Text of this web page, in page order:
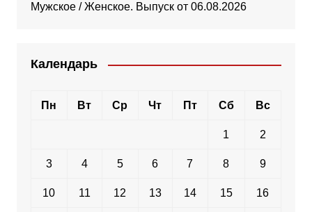
Мужское / Женское. Выпуск от 06.08.2026
Календарь
Пн Вт Ср Чт Пт Сб Вс
1 2
3 4 5 6 7 8 9
10 11 12 13 14 15 16